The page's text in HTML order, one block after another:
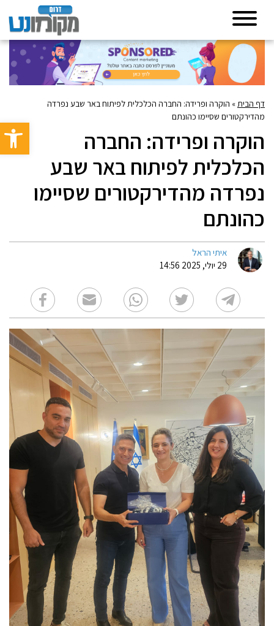
פתח
דף הבית» הוקרה ופרידה: החברה הכלכלית לפיתוח באר שבע נפרדה
מהדירקטורים שסיימו כהונתם
הוקרה ופרידה: החברה
הכלכלית לפיתוח באר שבע
נפרדה מהדירקטורים שסיימו
כהונתם
איתי הראל
29 יולי, 2025 14:56